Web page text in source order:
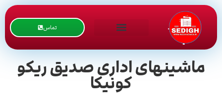
تماس
ماشینهای اداری صدیق ریکو
کونیکا